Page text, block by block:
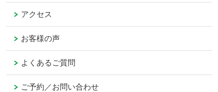
アクセス
お客様の声
よくあるご質問
ご予約／お問い合わせ